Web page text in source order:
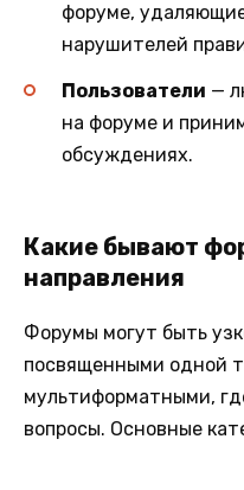
форуме,
нарушителей
Пользователи —
на форуме и
обсуждениях.
Какие бывают
направления
Форумы могут быть
посвященными одной
мультиформатными,
вопросы. Основные